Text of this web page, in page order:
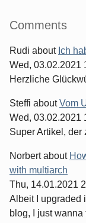
Comments
Rudi about Ich
Wed, 03.02.2021
Herzliche
Steffi aboutVom
Wed, 03.02.2021
Super Artikel, der
Norbertabout
with multiarch
Thu, 14.01.2021
Albeit I upgraded
blog, I just wanna